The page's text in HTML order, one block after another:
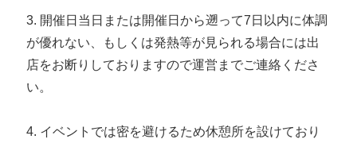
3. 開催日当日または開催日から遡って7日以内に体調
が優れない、もしくは発熱等が見られる場合には出
店をお断りしておりますので運営までご連絡くださ
い。
4. イベントでは密を避けるため休憩所を設けており